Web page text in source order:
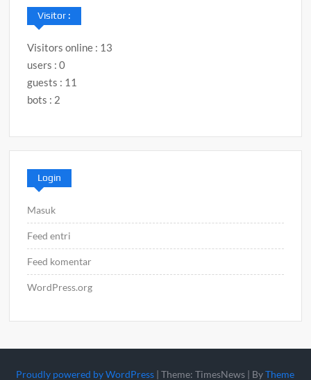
Visitor :
Visitors online : 13
users : 0
guests : 11
bots : 2
Login
Masuk
Feed entri
Feed komentar
WordPress.org
Proudly powered by WordPress |Theme: TimesNews | ByTheme